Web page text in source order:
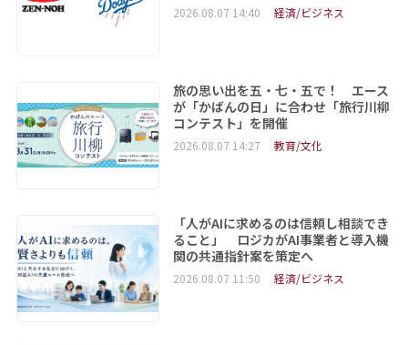
2026.08.07 14:40 経済/ビジネス
旅の思い出を五・七・五で！ エース
が「かばんの日」に合わせ「旅行川柳
コンテスト」を開催
2026.08.07 14:27 教育/文化
「人がAIに求めるのは信頼し相談でき
ること」 ロジカがAI事業者と導入機
関の共通指針案を策定へ
2026.08.07 11:50 経済/ビジネス